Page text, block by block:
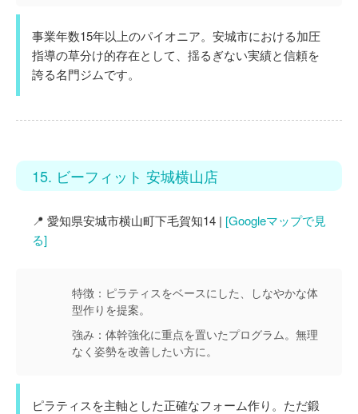
事業年数15年以上のパイオニア。安城市における加圧
指導の草分け的存在として、揺るぎない実績と信頼を
誇る名門ジムです。
15. ビーフィット 安城横山店
📍 愛知県安城市横山町下毛賀知14 | [Googleマップで見
る]
特徴： ピラティスをベースにした、しなやかな体
型作りを提案。
強み： 体幹強化に重点を置いたプログラム。無理
なく姿勢を改善したい方に。
ピラティスを主軸とした正確なフォーム作り。ただ鍛